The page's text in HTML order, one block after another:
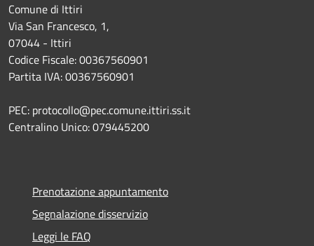
Comune di Ittiri
Via San Francesco, 1,
07044 - Ittiri
Codice Fiscale: 00367560901
Partita IVA: 00367560901
PEC: protocollo@pec.comune.ittiri.ss.it
Centralino Unico: 079445200
Prenotazione appuntamento
Segnalazione disservizio
Leggi le FAQ